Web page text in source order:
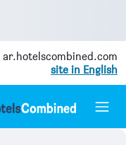
ar.hotelscombined.com
site in English